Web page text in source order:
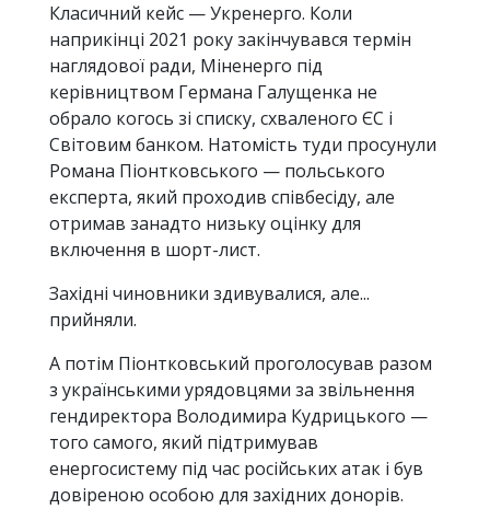
Класичний кейс — Укренерго. Коли
наприкінці 2021 року закінчувався термін
наглядової ради, Міненерго під
керівництвом Германа Галущенка не
обрало когось зі списку, схваленого ЄС і
Світовим банком. Натомість туди просунули
Романа Піонтковського — польського
експерта, який проходив співбесіду, але
отримав занадто низьку оцінку для
включення в шорт-лист.
Західні чиновники здивувалися, але...
прийняли.
А потім Піонтковський проголосував разом
з українськими урядовцями за звільнення
гендиректора Володимира Кудрицького —
того самого, який підтримував
енергосистему під час російських атак і був
довіреною особою для західних донорів.